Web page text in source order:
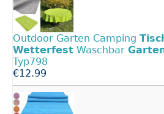
Outdoor Garten Camping
Wetterfest Waschbar
Typ798
€12.99